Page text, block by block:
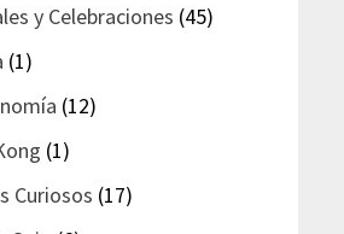
y Celebraciones (45)
(1)
(12)
(1)
Curiosos (17)